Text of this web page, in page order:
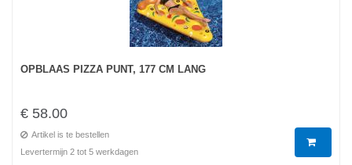
OPBLAAS PIZZA PUNT, 177 CM LANG
€ 58.00
Artikel is te bestellen
Levertermijn 2 tot 5 werkdagen